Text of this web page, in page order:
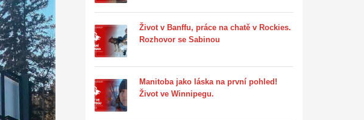
Život v Banffu, práce na chatě v Rockies.
Rozhovor se Sabinou
Manitoba jako láska na první pohled!
Život ve Winnipegu.